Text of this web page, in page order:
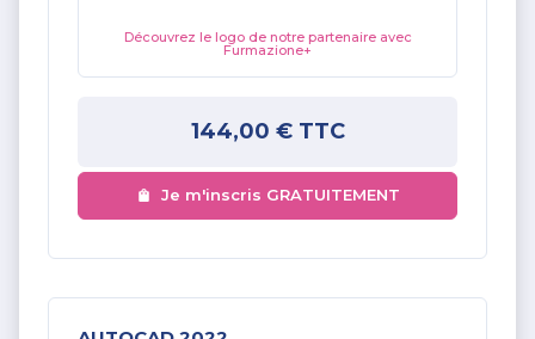
Découvrez le logo de notre partenaire avec
Furmazione+
144,00 €TTC
Je m'inscris GRATUITEMENT